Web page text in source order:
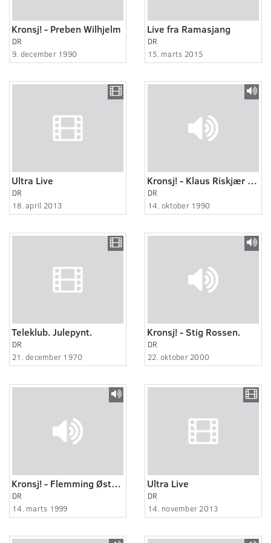
Kronsj! - Preben Wilhjelm
DR
9. december 1990
Live fra Ramasjang
DR
15. marts 2015
Ultra Live
DR
18. april 2013
Kronsj! - Klaus Riskjær Petersen
DR
14. oktober 1990
Teleklub. Julepynt.
DR
21. december 1970
Kronsj! - Stig Rossen.
DR
22. oktober 2000
Kronsj! - Flemming Østergaard
DR
14. marts 1999
Ultra Live
DR
14. november 2013